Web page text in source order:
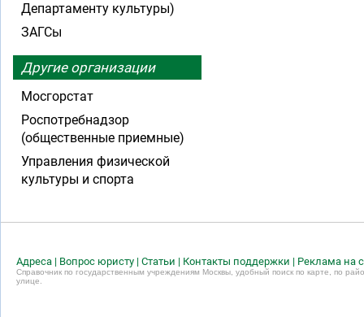
Департаменту культуры)
ЗАГСы
Другие организации
Мосгорстат
Роспотребнадзор
(общественные приемные)
Управления физической
культуры и спорта
Адреса | Вопрос юристу | Статьи | Контакты поддержки | Реклама на
Справочник по государственным учреждениям Москвы, удобный поиск по карте, по
улице.